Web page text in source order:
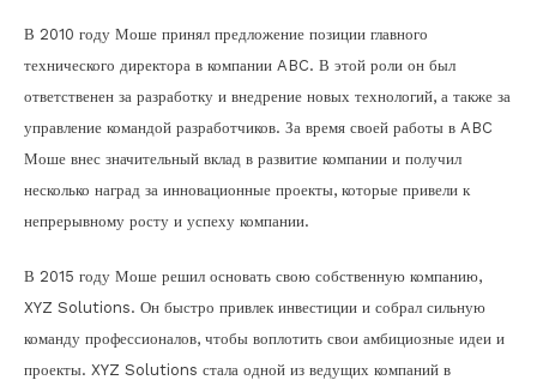
В 2010 году Моше принял предложение позиции главного
технического директора в компании ABC. В этой роли он был
ответственен за разработку и внедрение новых технологий, а также за
управление командой разработчиков. За время своей работы в ABC
Моше внес значительный вклад в развитие компании и получил
несколько наград за инновационные проекты, которые привели к
непрерывному росту и успеху компании.
В 2015 году Моше решил основать свою собственную компанию,
XYZ Solutions. Он быстро привлек инвестиции и собрал сильную
команду профессионалов, чтобы воплотить свои амбициозные идеи и
проекты. XYZ Solutions стала одной из ведущих компаний в